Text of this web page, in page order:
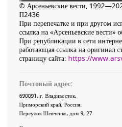
© Арсеньевские вести,
П2436
При перепечатке и при другом
ссылка на «Арсеньевские вести»
При републикации в сети
работающая ссылка на оригинал
страницу сайта: https://
Почтовый адрес:
690091, г. Владивосток,
Приморский край, Россия
Переулок Шевченко, дом 9, 27